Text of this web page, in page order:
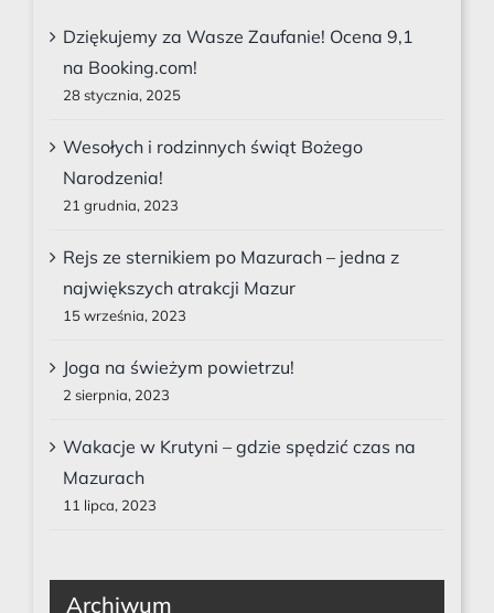
Dziękujemy za Wasze Zaufanie! Ocena 9,1
na Booking.com!
28 stycznia, 2025
Wesołych i rodzinnych świąt Bożego
Narodzenia!
21 grudnia, 2023
Rejs ze sternikiem po Mazurach – jedna z
największych atrakcji Mazur
15 września, 2023
Joga na świeżym powietrzu!
2 sierpnia, 2023
Wakacje w Krutyni – gdzie spędzić czas na
Mazurach
11 lipca, 2023
Archiwum